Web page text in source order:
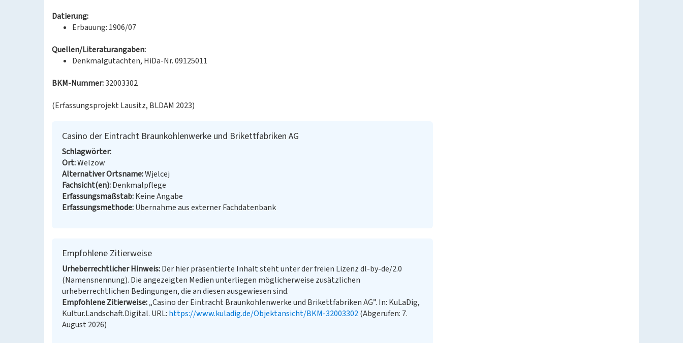
Datierung:
Erbauung: 1906/07
Quellen/Literaturangaben:
Denkmalgutachten, HiDa-Nr. 09125011
BKM-Nummer:32003302
(Erfassungsprojekt Lausitz, BLDAM 2023)
Casino der Eintracht Braunkohlenwerke und Brikettfabriken AG
Schlagwörter
Ort Welzow
Alternativer Ortsname Wjelcej
Fachsicht(en) Denkmalpflege
Erfassungsmaßstab Keine Angabe
Erfassungsmethode Übernahme aus externer Fachdatenbank
Empfohlene Zitierweise
Urheberrechtlicher Hinweis Der hier präsentierte Inhalt steht unter der freien Lizenz dl-by-de/2.0
(Namensnennung). Die angezeigten Medien unterliegen möglicherweise zusätzlichen
urheberrechtlichen Bedingungen, die an diesen ausgewiesen sind.
Empfohlene Zitierweise „Casino der Eintracht Braunkohlenwerke und Brikettfabriken AG”. In: KuLaDig,
Kultur.Landschaft.Digital. URL: https://www.kuladig.de/Objektansicht/BKM-32003302(Abgerufen: 7.
August 2026)